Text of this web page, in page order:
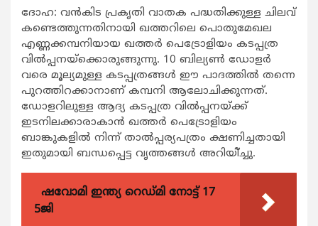
ദോഹ: വന്‍കിട പ്രകൃതി വാതക പദ്ധതിക്കുള്ള ചിലവ്
കണ്ടെത്തുന്നതിനായി ഖത്തറിലെ പൊതുമേഖല
എണ്ണക്കമ്പനിയായ ഖത്തര്‍ പെട്രോളിയം കടപ്പത്ര
വില്‍പ്പനയ്‌ക്കൊരുങ്ങുന്നു. 10 ബില്യണ്‍ ഡോളര്‍
വരെ മൂല്യമുള്ള കടപ്പത്രങ്ങള്‍ ഈ പാദത്തില്‍ തന്നെ
പുറത്തിറക്കാനാണ് കമ്പനി ആലോചിക്കുന്നത്.
ഡോളറിലുള്ള ആദ്യ കടപ്പത്ര വില്‍പ്പനയ്ക്ക്
ഇടനിലക്കാരാകാന്‍ ഖത്തര്‍ പെട്രോളിയം
ബാങ്കുകളില്‍ നിന്ന് താല്‍പ്പര്യപത്രം ക്ഷണിച്ചതായി
ഇതുമായി ബന്ധപ്പെട്ട വൃത്തങ്ങള്‍ അറിയി്ച്ചു.
ഷവോമി ഇന്ത്യ റെഡ്മി നോട്ട് 17
5ജി